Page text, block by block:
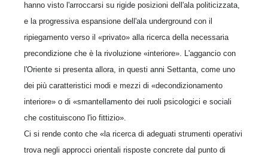
hanno visto l'arroccarsi su rigide posizioni dell'ala politicizzata,
e la progressiva espansione dell'ala underground con il
ripiegamento verso il «privato» alla ricerca della necessaria
precondizione che è la rivoluzione «interiore». L'aggancio con
l'Oriente si presenta allora, in questi anni Settanta, come uno
dei più caratteristici modi e mezzi di «decondizionamento
interiore» o di «smantellamento dei ruoli psicologici e sociali
che costituiscono l'io fittizio».
Ci si rende conto che «la ricerca di adeguati strumenti operativi
trova negli approcci orientali risposte concrete dal punto di